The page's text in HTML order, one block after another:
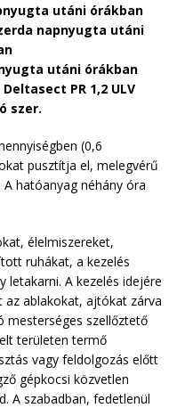
utáni órákban
napnyugta utáni
utáni órákban
PR 1,2 ULV
szer.
(0,6
pusztítja el, melegvérű
hatóanyag néhány óra
élelmiszereket,
ruhákat, a kezelés
letakarni. A kezelés idejére
ablakokat, ajtókat zárva
mesterséges szellőztető
területen termő
vagy feldolgozás előtt
gépkocsi közvetlen
A szabadban, fedetlenül